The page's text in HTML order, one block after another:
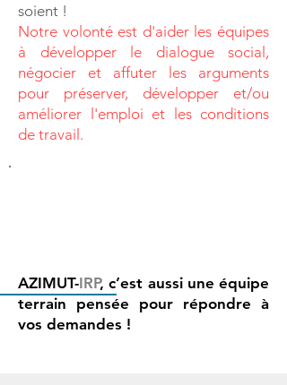
soient !
Notre volonté est d'aider les équipes
à développer le dialogue social,
négocier et affuter les arguments
pour préserver, développer et/ou
améliorer l'emploi et les conditions
de travail.
AZIMUT-IRP, c’est aussi une équipe
terrain pensée pour répondre à
vos demandes !